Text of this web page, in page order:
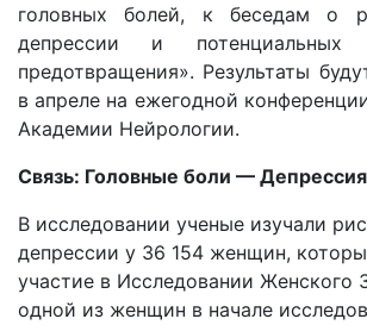
головных болей, к беседам о
депрессии и потенциальных
предотвращения». Результаты
в апреле на ежегодной
Академии Нейрологии.
Связь: Головные боли — Депрессия
В исследовании ученые изучали
депрессии у 36 154 женщин,
участие в Исследовании Женского
одной из женщин в начале